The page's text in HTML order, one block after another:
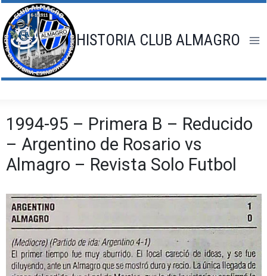
Saltar
al
contenido
HISTORIA CLUB ALMAGRO
1994-95 – Primera B – Reducido
– Argentino de Rosario vs
Almagro – Revista Solo Futbol